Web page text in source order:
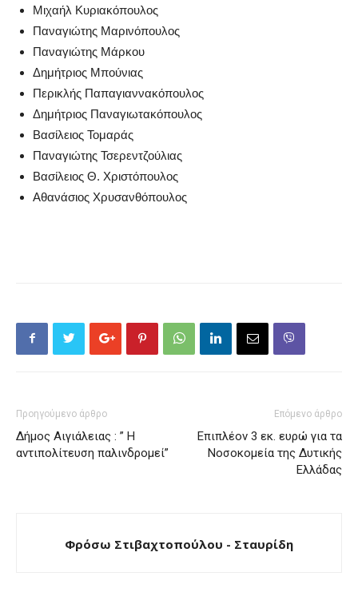
Μιχαήλ Κυριακόπουλος
Παναγιώτης Μαρινόπουλος
Παναγιώτης Μάρκου
Δημήτριος Μπούνιας
Περικλής Παπαγιαννακόπουλος
Δημήτριος Παναγιωτακόπουλος
Βασίλειος Τομαράς
Παναγιώτης Τσερεντζούλιας
Βασίλειος Θ. Χριστόπουλος
Αθανάσιος Χρυσανθόπουλος
Προηγούμενο άρθρο
Δήμος Αιγιάλειας : ” Η
αντιπολίτευση παλινδρομεί”
Επόμενο άρθρο
Επιπλέον 3 εκ. ευρώ για τα
Νοσοκομεία της Δυτικής
Ελλάδας
Φρόσω Στιβαχτοπούλου - Σταυρίδη